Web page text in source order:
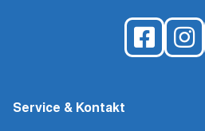
Service & Kontakt